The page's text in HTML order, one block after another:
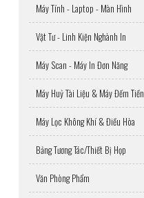
Máy Tính - Laptop - Màn Hình
Vật Tư - Linh Kiện Nghành In
Máy Scan - Máy In Đơn Năng
Máy Huỷ Tài Liệu & Máy Đếm Tiền
Máy Lọc Không Khí & Điều Hòa
Bảng Tương Tác/Thiết Bị Họp
Văn Phòng Phẩm